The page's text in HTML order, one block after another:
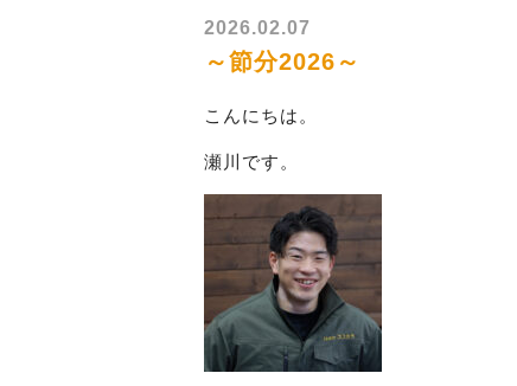
2026.02.07
～節分2026～
こんにちは。
瀬川です。